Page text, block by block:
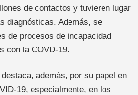
de contactos y tuvieren lugar
diagnósticas. Además, se
de procesos de incapacidad
con la COVD-19.
además, por su papel en
19, especialmente, en los